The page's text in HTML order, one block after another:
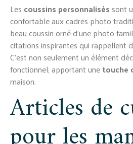
Les coussins personnalisés sont
confortable aux cadres photo
beau coussin orné d’une photo
citations inspirantes qui rappellent
C’est non seulement un élément
fonctionnel, apportant unetouche
maison.
Articles de